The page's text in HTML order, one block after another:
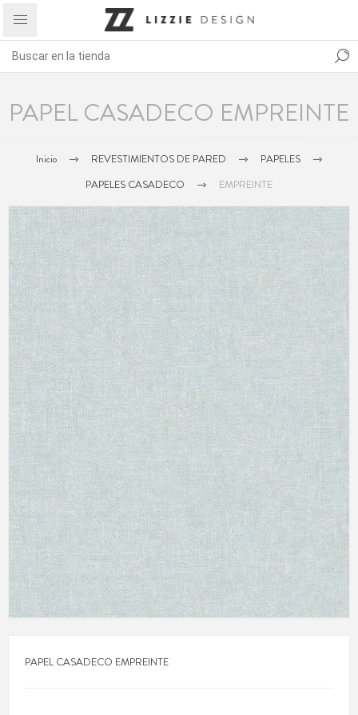
PAPEL CASADECO EMPREINTE
Inicio REVESTIMIENTOS DE PARED
PAPELES
PAPELES CASADECO
EMPREINTE
PAPEL CASADECO EMPREINTE